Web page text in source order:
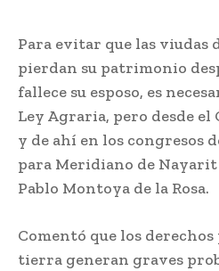
Para evitar que las viudas
pierdan su patrimonio
fallece su esposo, es
Ley Agraria, pero desde el
y de ahí en los congresos
para Meridiano de
Pablo Montoya de la Rosa.
Comentó que los
tierra generan graves